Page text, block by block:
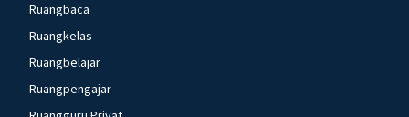
Ruangbaca
Ruangkelas
Ruangbelajar
Ruangpengajar